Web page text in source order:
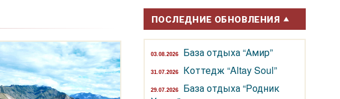
ПОСЛЕДНИЕ ОБНОВЛЕНИЯ
03.08.2026 База отдыха “Амир”
31.07.2026 Коттедж “Altay Soul”
29.07.2026
База отдыха “Родник